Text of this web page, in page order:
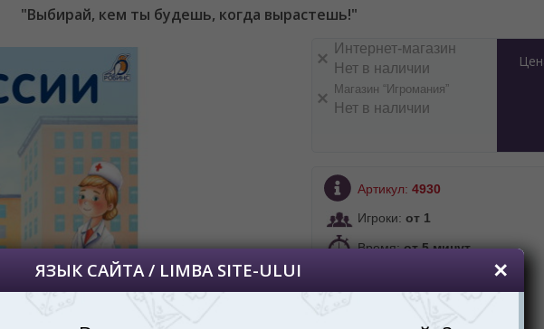
"Выбирай, кем ты будешь, когда вырастешь!"
Интернет-магазин
Нет в наличии
Магазин “Игромания”
Нет в наличии
Артикул: 4930
Игроки: от 1
Время:от 5 минут
ULUI
наш сайт?
site-ul nostru?
сохраним Ваш выбор языка.
vă vom salva alegerea limbii.
то это можно всегда сделать в
страницы.
oricând să faceți asta în colțul din
paginii.